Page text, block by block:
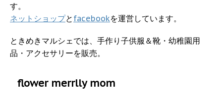
す。
ネットショップと facebookを運営しています。
ときめきマルシェでは、手作り子供服＆靴・幼稚園用
品・アクセサリーを販売。
flower merrlly mom